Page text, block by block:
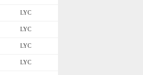
LYC
LYC
LYC
LYC